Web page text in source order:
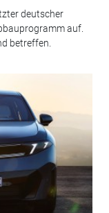
deutscher
auf.
betreffen.